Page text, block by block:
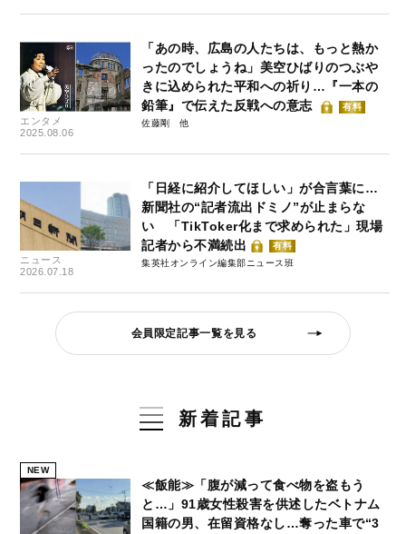
エンタメ
2025.08.06
「あの時、広島の人たちは、もっと熱か
ったのでしょうね」美空ひばりのつぶや
きに込められた平和への祈り…『一本の
鉛筆』で伝えた反戦への意志
有料
佐藤剛
ニュース
2026.07.18
「日経に紹介してほしい」が合言葉に…
新聞社の“記者流出ドミノ”が止まらな
い 「TikToker化まで求められた」現場
記者から不満続出
有料
集英社オンライン編集部ニュース班
会員限定記事一覧を見る
新着記事
NEW
≪飯能≫「腹が減って食べ物を盗もう
と…」91歳女性殺害を供述したベトナム
国籍の男、在留資格なし…奪った車で“3